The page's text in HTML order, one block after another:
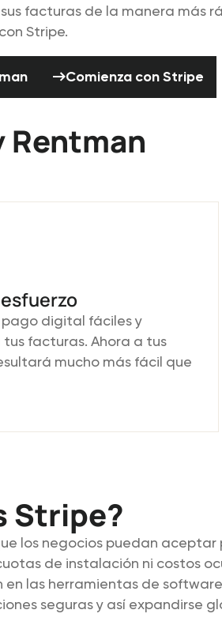
facturas de la manera más
Stripe.
Comienza con Stripe
Rentman
digital fáciles y
facturas. Ahora a tus
mucho más fácil que
Stripe?
los negocios puedan
de instalación ni costos
en las herramientas de
seguras y así expandirse